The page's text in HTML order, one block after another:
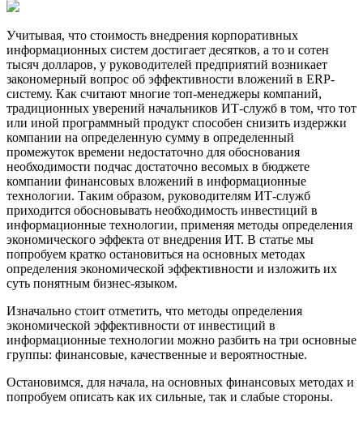
Учитывая, что стоимость внедрения корпоративных
информационных систем достигает десятков, а то и сотен
тысяч долларов, у руководителей предприятий возникает
закономерный вопрос об эффективности вложений в ERP-
систему. Как считают многие топ-менеджеры компаний,
традиционных уверений начальников ИТ-служб в том, что тот
или иной программный продукт способен снизить издержки
компании на определенную сумму в определенный
промежуток времени недостаточно для обоснования
необходимости подчас достаточно весомых в бюджете
компании финансовых вложений в информационные
технологии. Таким образом, руководителям ИТ-служб
приходится обосновывать необходимость инвестиций в
информационные технологии, применяя методы определения
экономического эффекта от внедрения ИТ. В статье мы
попробуем кратко остановиться на основных методах
определения экономической эффективности и изложить их
суть понятным бизнес-языком.
Изначально стоит отметить, что методы определения
экономической эффективности от инвестиций в
информационные технологии можно разбить на три основные
группы: финансовые, качественные и вероятностные.
Остановимся, для начала, на основных финансовых методах и
попробуем описать как их сильные, так и слабые стороны.